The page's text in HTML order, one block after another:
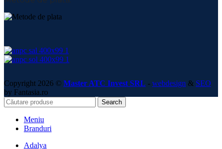
Copyright 2026 © Master ATC Invest SRL - webdesign & SEO
by Fantasia.ro
Search
Meniu
Branduri
Adalya